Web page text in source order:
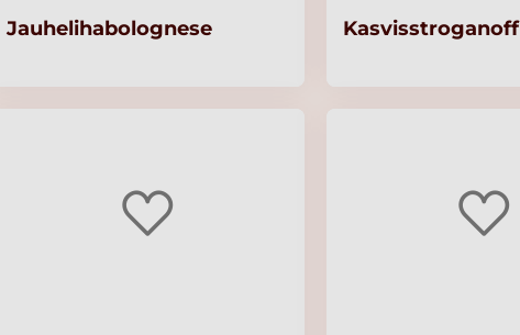
Jauhelihabolognese Kasvisstroganoff